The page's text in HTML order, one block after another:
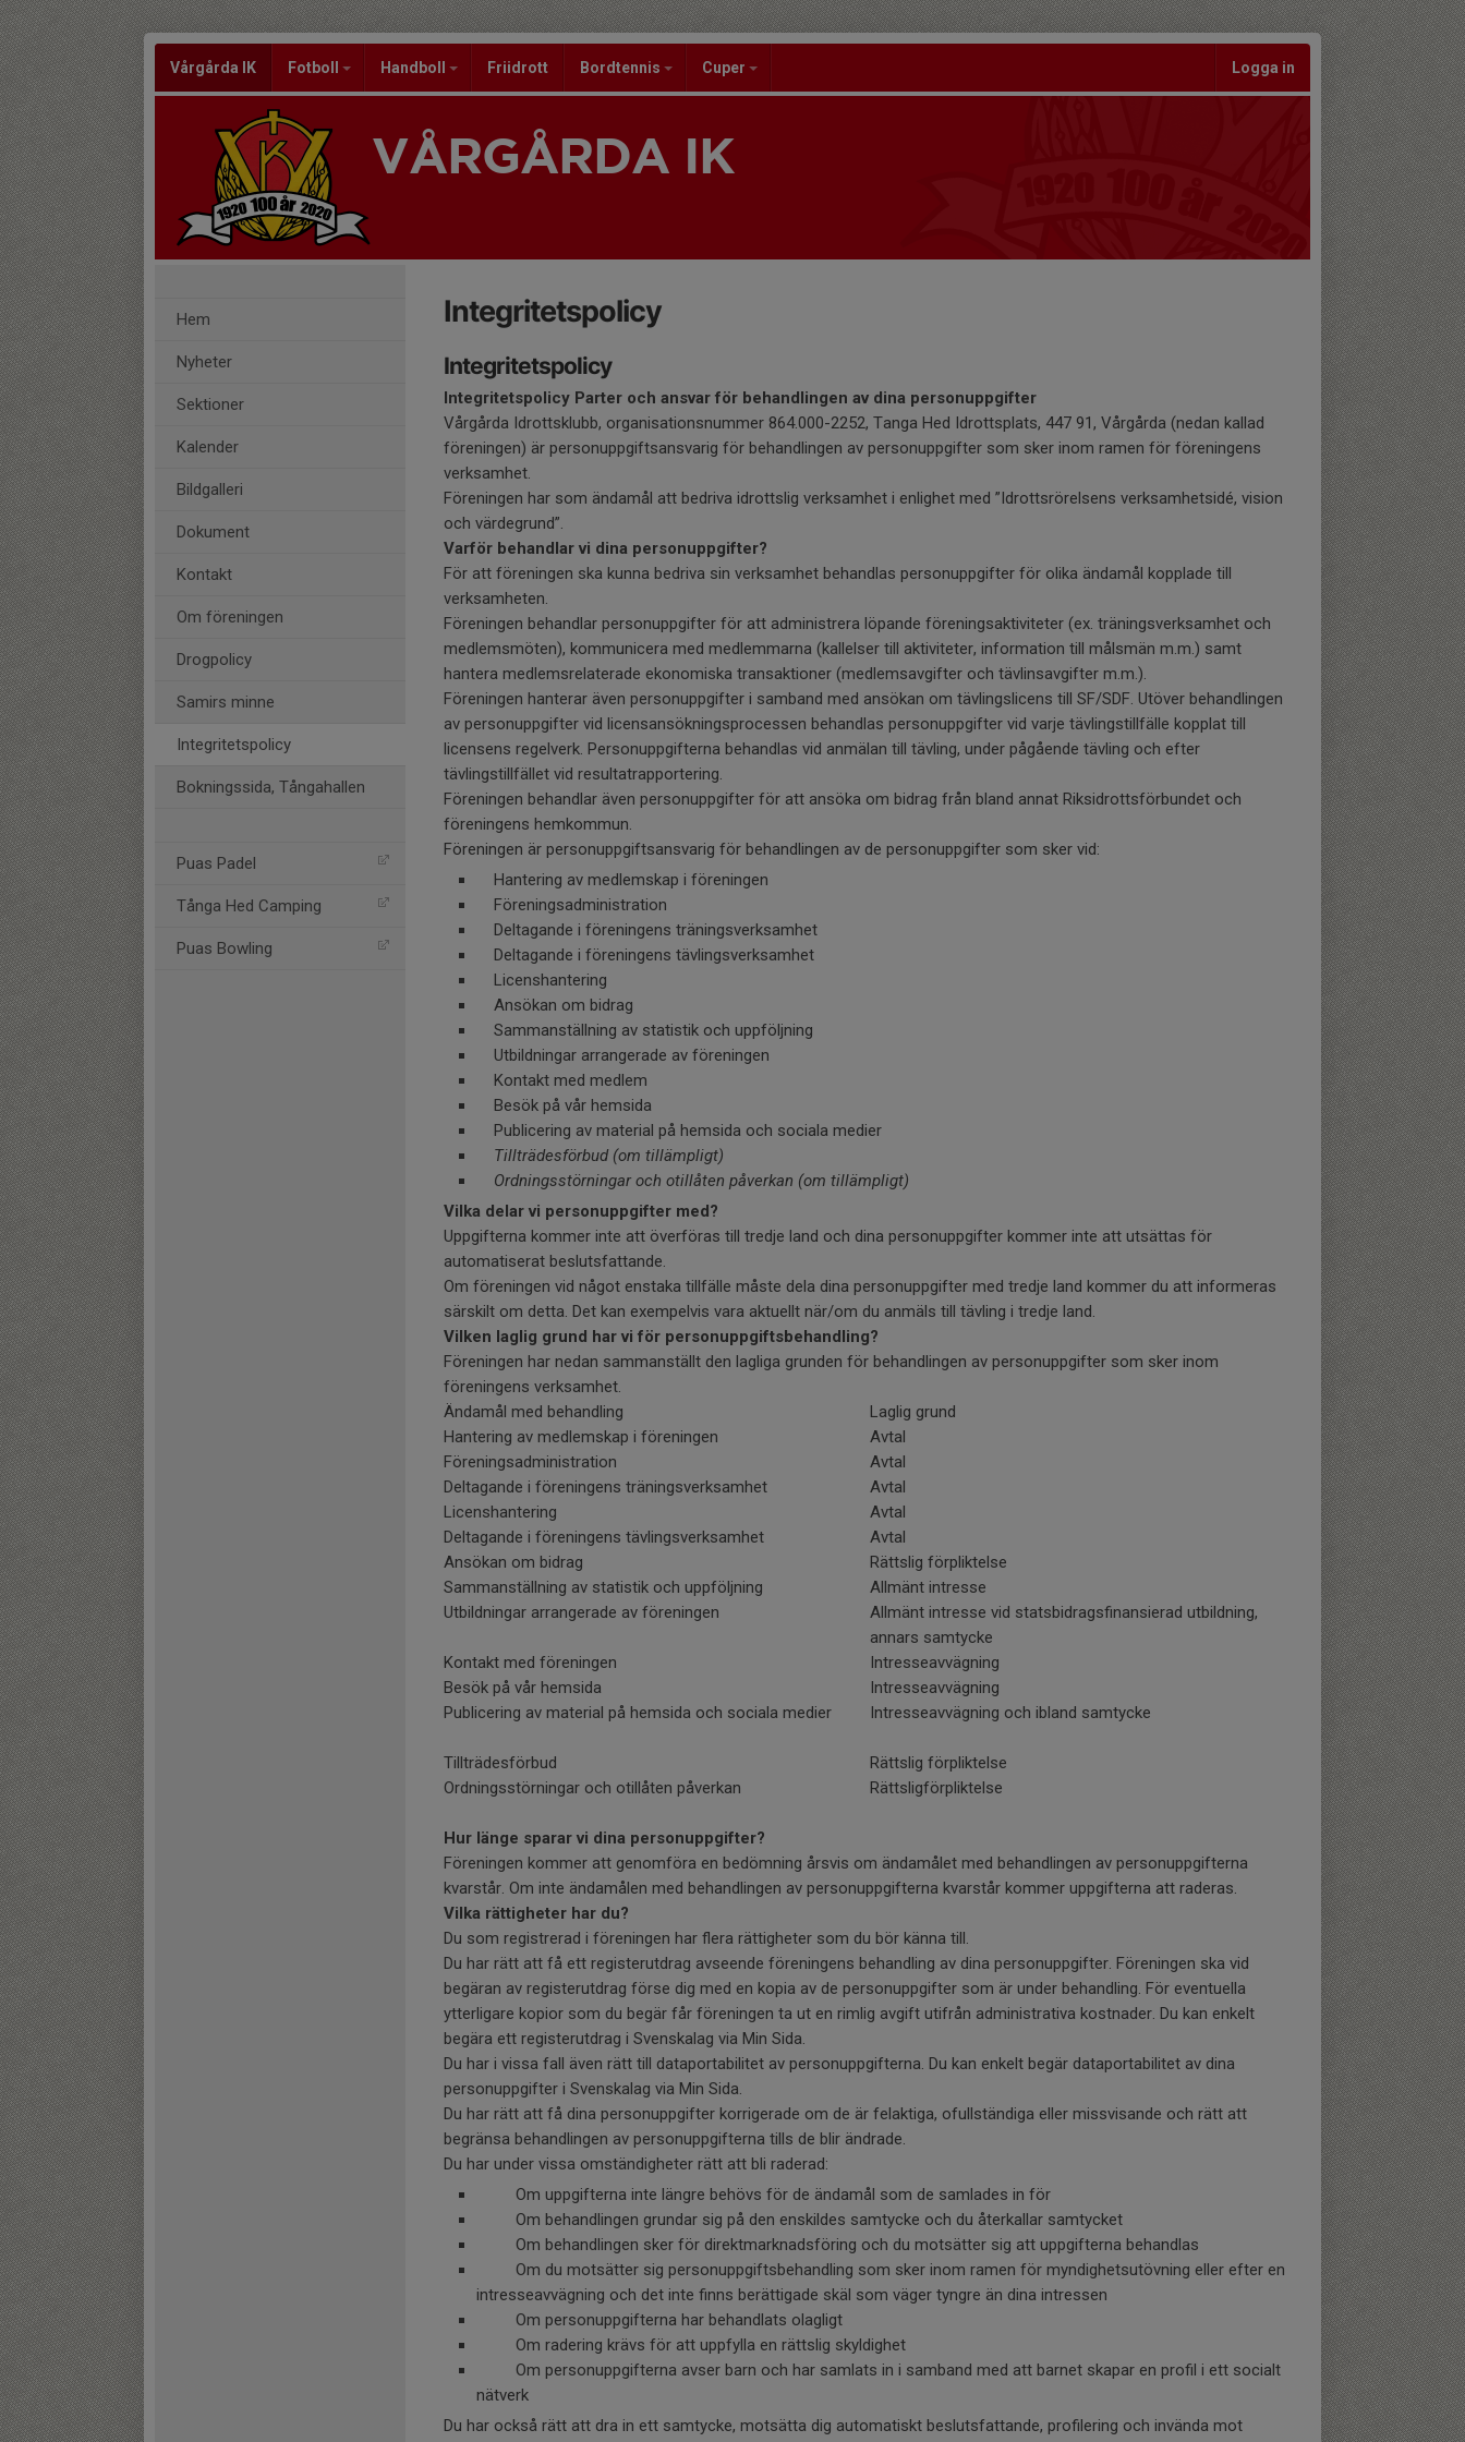
Vårgårda IK Fotboll Handboll Friidrott Bordtennis Cuper Logga in
VÅRGÅRDA IK
Hem
Nyheter
Sektioner
Kalender
Bildgalleri
Dokument
Kontakt
Om föreningen
Drogpolicy
Samirs minne
Integritetspolicy
Bokningssida, Tångahallen
Puas Padel
Tånga Hed Camping
Puas Bowling
Integritetspolicy
Integritetspolicy
Integritetspolicy Parter och ansvar för behandlingen av dina personuppgifter
Vårgårda Idrottsklubb, organisationsnummer 864.000-2252, Tanga Hed Idrottsplats, 447 91, Vårgårda (nedan kallad
föreningen) är personuppgiftsansvarig för behandlingen av personuppgifter som sker inom ramen för föreningens
verksamhet.
Föreningen har som ändamål att bedriva idrottslig verksamhet i enlighet med ”Idrottsrörelsens verksamhetsidé, vision
och värdegrund”.
Varför behandlar vi dina personuppgifter?
För att föreningen ska kunna bedriva sin verksamhet behandlas personuppgifter för olika ändamål kopplade till
verksamheten.
Föreningen behandlar personuppgifter för att administrera löpande föreningsaktiviteter (ex. träningsverksamhet och
medlemsmöten), kommunicera med medlemmarna (kallelser till aktiviteter, information till målsmän m.m.) samt
hantera medlemsrelaterade ekonomiska transaktioner (medlemsavgifter och tävlinsavgifter m.m.).
Föreningen hanterar även personuppgifter i samband med ansökan om tävlingslicens till SF/SDF. Utöver behandlingen
av personuppgifter vid licensansökningsprocessen behandlas personuppgifter vid varje tävlingstillfälle kopplat till
licensens regelverk. Personuppgifterna behandlas vid anmälan till tävling, under pågående tävling och efter
tävlingstillfället vid resultatrapportering.
Föreningen behandlar även personuppgifter för att ansöka om bidrag från bland annat Riksidrottsförbundet och
föreningens hemkommun.
Föreningen är personuppgiftsansvarig för behandlingen av de personuppgifter som sker vid:
Hantering av medlemskap i föreningen
Föreningsadministration
Deltagande i föreningens träningsverksamhet
Deltagande i föreningens tävlingsverksamhet
Licenshantering
Ansökan om bidrag
Sammanställning av statistik och uppföljning
Utbildningar arrangerade av föreningen
Kontakt med medlem
Besök på vår hemsida
Publicering av material på hemsida och sociala medier
Tillträdesförbud (om tillämpligt)
Ordningsstörningar och otillåten påverkan (om tillämpligt)
Vilka delar vi personuppgifter med?
Uppgifterna kommer inte att överföras till tredje land och dina personuppgifter kommer inte att utsättas för
automatiserat beslutsfattande.
Om föreningen vid något enstaka tillfälle måste dela dina personuppgifter med tredje land kommer du att informeras
särskilt om detta. Det kan exempelvis vara aktuellt när/om du anmäls till tävling i tredje land.
Vilken laglig grund har vi för personuppgiftsbehandling?
Föreningen har nedan sammanställt den lagliga grunden för behandlingen av personuppgifter som sker inom
föreningens verksamhet.
Ändamål med behandling
Laglig grund
Hantering av medlemskap i föreningen
Avtal
Föreningsadministration
Avtal
Deltagande i föreningens träningsverksamhet
Avtal
Licenshantering
Avtal
Deltagande i föreningens tävlingsverksamhet
Avtal
Ansökan om bidrag
Rättslig förpliktelse
Sammanställning av statistik och uppföljning
Allmänt intresse
Utbildningar arrangerade av föreningen
Allmänt intresse vid statsbidragsfinansierad utbildning,
annars samtycke
Kontakt med föreningen
Intresseavvägning
Besök på vår hemsida
Intresseavvägning
Publicering av material på hemsida och sociala medier
Intresseavvägning och ibland samtycke
Tillträdesförbud
Rättslig förpliktelse
Ordningsstörningar och otillåten påverkan
Rättsligförpliktelse
Hur länge sparar vi dina personuppgifter?
Föreningen kommer att genomföra en bedömning årsvis om ändamålet med behandlingen av personuppgifterna
kvarstår. Om inte ändamålen med behandlingen av personuppgifterna kvarstår kommer uppgifterna att raderas.
Vilka rättigheter har du?
Du som registrerad i föreningen har flera rättigheter som du bör känna till.
Du har rätt att få ett registerutdrag avseende föreningens behandling av dina personuppgifter. Föreningen ska vid
begäran av registerutdrag förse dig med en kopia av de personuppgifter som är under behandling. För eventuella
ytterligare kopior som du begär får föreningen ta ut en rimlig avgift utifrån administrativa kostnader. Du kan enkelt
begära ett registerutdrag i Svenskalag via Min Sida.
Du har i vissa fall även rätt till dataportabilitet av personuppgifterna. Du kan enkelt begär dataportabilitet av dina
personuppgifter i Svenskalag via Min Sida.
Du har rätt att få dina personuppgifter korrigerade om de är felaktiga, ofullständiga eller missvisande och rätt att
begränsa behandlingen av personuppgifterna tills de blir ändrade.
Du har under vissa omständigheter rätt att bli raderad:
Om uppgifterna inte längre behövs för de ändamål som de samlades in för
Om behandlingen grundar sig på den enskildes samtycke och du återkallar samtycket
Om behandlingen sker för direktmarknadsföring och du motsätter sig att uppgifterna behandlas
Om du motsätter sig personuppgiftsbehandling som sker inom ramen för myndighetsutövning eller efter en
intresseavvägning och det inte finns berättigade skäl som väger tyngre än dina intressen
Om personuppgifterna har behandlats olagligt
Om radering krävs för att uppfylla en rättslig skyldighet
Om personuppgifterna avser barn och har samlats in i samband med att barnet skapar en profil i ett socialt
nätverk
Du har också rätt att dra in ett samtycke, motsätta dig automatiskt beslutsfattande, profilering och invända mot